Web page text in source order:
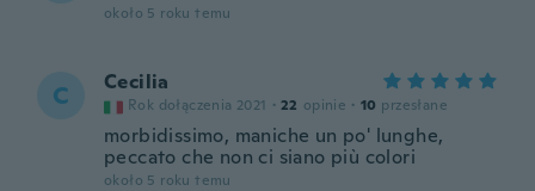
około 5 roku temu
C Cecilia
Rok dołączenia 2021 · 22 opinie · 10 przesłane
morbidissimo, maniche un po' lunghe,
peccato che non ci siano più colori
około 5 roku temu